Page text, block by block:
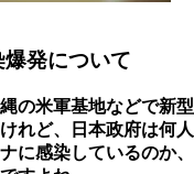
発について
の米軍基地などで新型
れど、日本政府は何人
に感染しているのか、